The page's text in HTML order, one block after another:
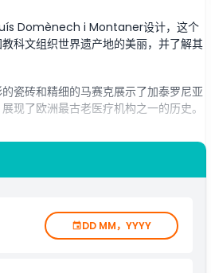
Domènech i Montaner设计，这个
科文组织世界遗产地的美丽，并了解其
瓷砖和精细的马赛克展示了加泰罗尼亚
现了欧洲最古老医疗机构之一的历史。
巴塞罗那喧嚣街道提供了宁静的避风
DD MM，YYYY